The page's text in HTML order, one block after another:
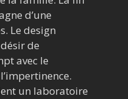
d’une
Le design
de
avec le
un laboratoire